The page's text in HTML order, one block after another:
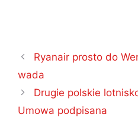
Nawigacja
wpisu
Ryanair prosto do
wada
Drugie polskie
Umowa podpisana